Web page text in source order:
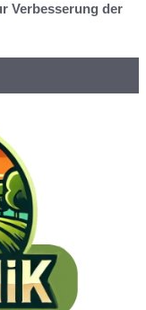
Verbesserung der